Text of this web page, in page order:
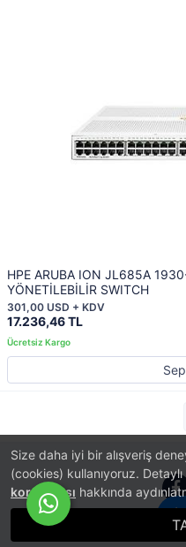
Size daha iyi bir alışveriş
(cookies) kullanıyoruz.
korunması hakkında
HPE ARUBA ION JL685A
YÖNETİLEBİLİR SWITCH
17.236,46 TL
301,00 USD + KDV
E-